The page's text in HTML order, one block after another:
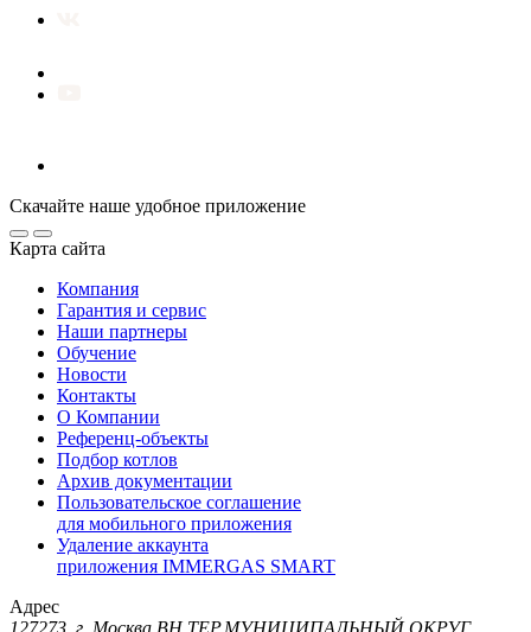
Скачайте наше удобное приложение
Карта сайта
Компания
Гарантия и сервис
Наши партнеры
Обучение
Новости
Контакты
О Компании
Референц-объекты
Подбор котлов
Архив документации
Пользовательское соглашение
для мобильного приложения
Удаление аккаунта
приложения IMMERGAS SMART
Адрес
127273, г. Москва ВН.ТЕР.МУНИЦИПАЛЬНЫЙ ОКРУГ